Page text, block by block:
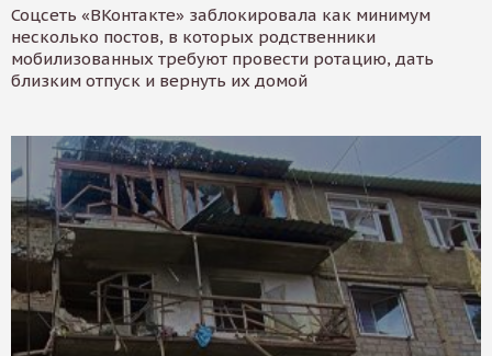
Соцсеть «ВКонтакте» заблокировала как минимум
несколько постов, в которых родственники
мобилизованных требуют провести ротацию, дать
близким отпуск и вернуть их домой